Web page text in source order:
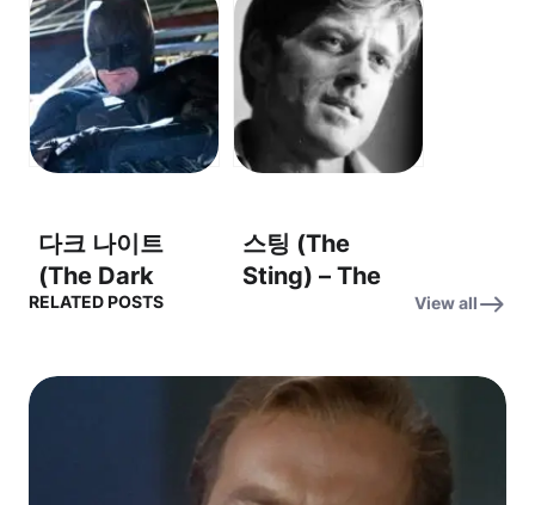
Trek) –
Assignment:
Earth OST – 지
구 배정
(Assignment:
Godmother
(OST) – 플리백
– 대모
다크 나이트
(The Dark
Knight) OST –
Serious?’ (왜 그
스팅 (The
Sting) – The
Entertainer – 엔
RELATED POSTS View all